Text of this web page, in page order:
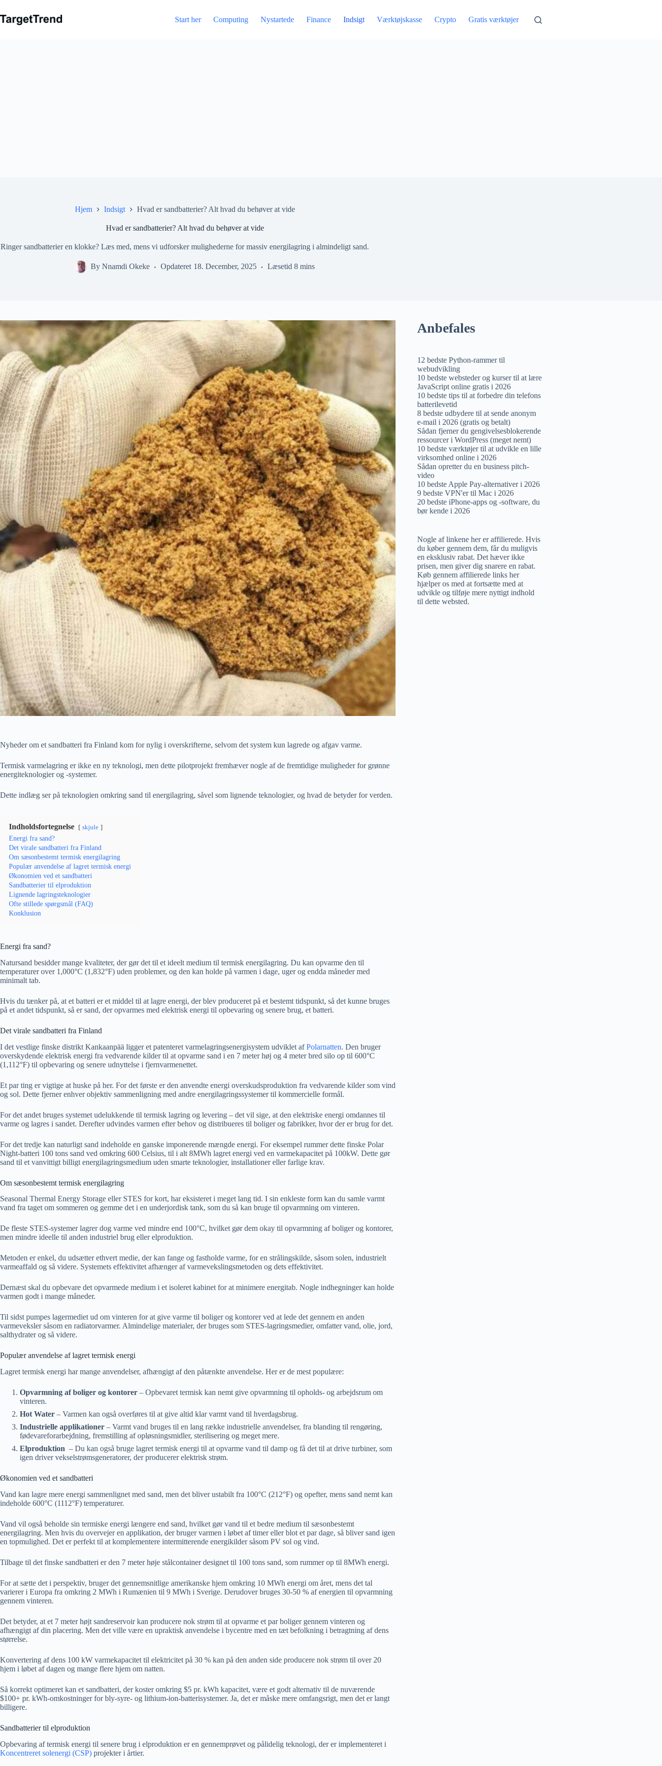
indhold
Start her Computing Nystartede Finance Indsigt Værktøjskasse Crypto Gratis værktøjer
Hjem Indsigt Hvad er sandbatterier? Alt hvad du behøver at vide
Hvad er sandbatterier? Alt hvad du behøver at vide
Ringer sandbatterier en klokke? Læs med, mens vi udforsker mulighederne for massiv energilagring i almindeligt sand.
By Nnamdi Okeke Opdateret 18. December, 2025 Læsetid 8 mins
Nyheder om et sandbatteri fra Finland kom for nylig i overskrifterne, selvom det system kun lagrede og afgav varme.
Termisk varmelagring er ikke en ny teknologi, men dette pilotprojekt fremhæver nogle af de fremtidige muligheder for grønne
energiteknologier og -systemer.
Dette indlæg ser på teknologien omkring sand til energilagring, såvel som lignende teknologier, og hvad de betyder for verden.
Indholdsfortegnelse skjule
Energi fra sand?
Det virale sandbatteri fra Finland
Om sæsonbestemt termisk energilagring
Populær anvendelse af lagret termisk energi
Økonomien ved et sandbatteri
Sandbatterier til elproduktion
Lignende lagringsteknologier
Ofte stillede spørgsmål (FAQ)
Konklusion
Energi fra sand?
Natursand besidder mange kvaliteter, der gør det til et ideelt medium til termisk energilagring. Du kan opvarme den til
temperaturer over 1,000°C (1,832°F) uden problemer, og den kan holde på varmen i dage, uger og endda måneder med
minimalt tab.
Hvis du tænker på, at et batteri er et middel til at lagre energi, der blev produceret på et bestemt tidspunkt, så det kunne bruges
på et andet tidspunkt, så er sand, der opvarmes med elektrisk energi til opbevaring og senere brug, et batteri.
Det virale sandbatteri fra Finland
I det vestlige finske distrikt Kankaanpää ligger et patenteret varmelagringsenergisystem udviklet afPolarnatten. Den bruger
overskydende elektrisk energi fra vedvarende kilder til at opvarme sand i en 7 meter høj og 4 meter bred silo op til 600°C
(1,112°F) til opbevaring og senere udnyttelse i fjernvarmenettet.
Et par ting er vigtige at huske på her. For det første er den anvendte energi overskudsproduktion fra vedvarende kilder som vind
og sol. Dette fjerner enhver objektiv sammenligning med andre energilagringssystemer til kommercielle formål.
For det andet bruges systemet udelukkende til termisk lagring og levering – det vil sige, at den elektriske energi omdannes til
varme og lagres i sandet. Derefter udvindes varmen efter behov og distribueres til boliger og fabrikker, hvor der er brug for det.
For det tredje kan naturligt sand indeholde en ganske imponerende mængde energi. For eksempel rummer dette finske Polar
Night-batteri 100 tons sand ved omkring 600 Celsius, til i alt 8MWh lagret energi ved en varmekapacitet på 100kW. Dette gør
sand til et vanvittigt billigt energilagringsmedium uden smarte teknologier, installationer eller farlige krav.
Om sæsonbestemt termisk energilagring
Seasonal Thermal Energy Storage eller STES for kort, har eksisteret i meget lang tid. I sin enkleste form kan du samle varmt
vand fra taget om sommeren og gemme det i en underjordisk tank, som du så kan bruge til opvarmning om vinteren.
De fleste STES-systemer lagrer dog varme ved mindre end 100°C, hvilket gør dem okay til opvarmning af boliger og kontorer,
men mindre ideelle til anden industriel brug eller elproduktion.
Metoden er enkel, du udsætter ethvert medie, der kan fange og fastholde varme, for en strålingskilde, såsom solen, industrielt
varmeaffald og så videre. Systemets effektivitet afhænger af varmevekslingsmetoden og dets effektivitet.
Dernæst skal du opbevare det opvarmede medium i et isoleret kabinet for at minimere energitab. Nogle indhegninger kan holde
varmen godt i mange måneder.
Til sidst pumpes lagermediet ud om vinteren for at give varme til boliger og kontorer ved at lede det gennem en anden
varmeveksler såsom en radiatorvarmer. Almindelige materialer, der bruges som STES-lagringsmedier, omfatter vand, olie, jord,
salthydrater og så videre.
Populær anvendelse af lagret termisk energi
Lagret termisk energi har mange anvendelser, afhængigt af den påtænkte anvendelse. Her er de mest populære:
Opvarmning af boliger og kontorer – Opbevaret termisk kan nemt give opvarmning til opholds- og arbejdsrum om
vinteren.
Hot Water – Varmen kan også overføres til at give altid klar varmt vand til hverdagsbrug.
Industrielle applikationer – Varmt vand bruges til en lang række industrielle anvendelser, fra blanding til rengøring,
fødevareforarbejdning, fremstilling af opløsningsmidler, sterilisering og meget mere.
Elproduktion – Du kan også bruge lagret termisk energi til at opvarme vand til damp og få det til at drive turbiner, som
igen driver vekselstrømsgeneratorer, der producerer elektrisk strøm.
Økonomien ved et sandbatteri
Vand kan lagre mere energi sammenlignet med sand, men det bliver ustabilt fra 100°C (212°F) og opefter, mens sand nemt kan
indeholde 600°C (1112°F) temperaturer.
Vand vil også beholde sin termiske energi længere end sand, hvilket gør vand til et bedre medium til sæsonbestemt
energilagring. Men hvis du overvejer en applikation, der bruger varmen i løbet af timer eller blot et par dage, så bliver sand igen
en topmulighed. Det er perfekt til at komplementere intermitterende energikilder såsom PV sol og vind.
Tilbage til det finske sandbatteri er den 7 meter høje stålcontainer designet til 100 tons sand, som rummer op til 8MWh energi.
For at sætte det i perspektiv, bruger det gennemsnitlige amerikanske hjem omkring 10 MWh energi om året, mens det tal
varierer i Europa fra omkring 2 MWh i Rumænien til 9 MWh i Sverige. Derudover bruges 30-50 % af energien til opvarmning
gennem vinteren.
Det betyder, at et 7 meter højt sandreservoir kan producere nok strøm til at opvarme et par boliger gennem vinteren og
afhængigt af din placering. Men det ville være en upraktisk anvendelse i bycentre med en tæt befolkning i betragtning af dens
størrelse.
Konvertering af dens 100 kW varmekapacitet til elektricitet på 30 % kan på den anden side producere nok strøm til over 20
hjem i løbet af dagen og mange flere hjem om natten.
Så korrekt optimeret kan et sandbatteri, der koster omkring $5 pr. kWh kapacitet, være et godt alternativ til de nuværende
$100+ pr. kWh-omkostninger for bly-syre- og lithium-ion-batterisystemer. Ja, det er måske mere omfangsrigt, men det er langt
billigere.
Sandbatterier til elproduktion
Opbevaring af termisk energi til senere brug i elproduktion er en gennemprøvet og pålidelig teknologi, der er implementeret i
Koncentreret solenergi (CSP) projekter i årtier.
Anbefales
12 bedste Python-rammer til
webudvikling
10 bedste websteder og kurser til at lære
JavaScript online gratis i 2026
10 bedste tips til at forbedre din telefons
batterilevetid
8 bedste udbydere til at sende anonym
e-mail i 2026 (gratis og betalt)
Sådan fjerner du gengivelsesblokerende
ressourcer i WordPress (meget nemt)
10 bedste værktøjer til at udvikle en lille
virksomhed online i 2026
Sådan opretter du en business pitch-
video
10 bedste Apple Pay-alternativer i 2026
9 bedste VPN'er til Mac i 2026
20 bedste iPhone-apps og -software, du
bør kende i 2026
Nogle af linkene her er affilierede. Hvis
du køber gennem dem, får du muligvis
en eksklusiv rabat. Det hæver ikke
prisen, men giver dig snarere en rabat.
Køb gennem affilierede links her
hjælper os med at fortsætte med at
udvikle og tilføje mere nyttigt indhold
til dette websted.